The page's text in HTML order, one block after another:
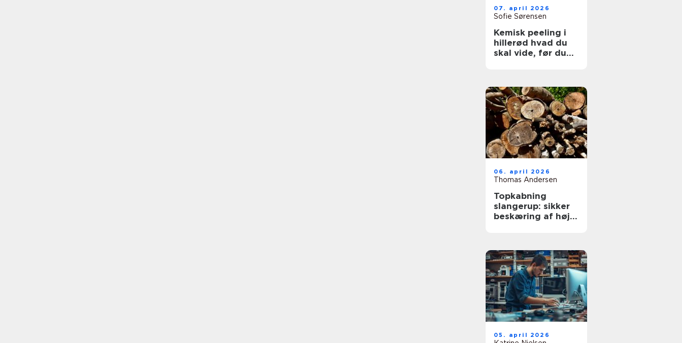
07. april 2026
Sofie Sørensen
Kemisk peeling i
hillerød hvad du
skal vide, før du
06. april 2026
Thomas Andersen
Topkabning
slangerup: sikker
beskæring af høje
05. april 2026